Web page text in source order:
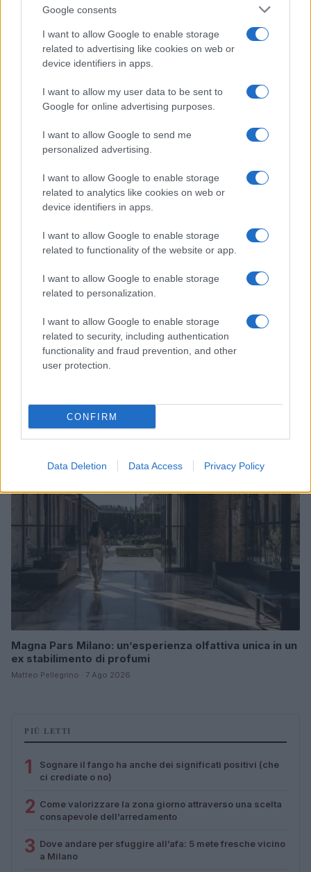
Google consents
I want to allow Google to enable storage
related to advertising like cookies on web or
device identifiers in apps.
I want to allow my user data to be sent to
Google for online advertising purposes.
I want to allow Google to send me
personalized advertising.
I want to allow Google to enable storage
related to analytics like cookies on web or
device identifiers in apps.
I want to allow Google to enable storage
related to functionality of the website or app.
I want to allow Google to enable storage
related to personalization.
I want to allow Google to enable storage
related to security, including authentication
functionality and fraud prevention, and other
user protection.
CONFIRM
Data Deletion Data Access Privacy Policy
Le nuove Havaianas Kitten Heel debuttano a
Copenhagen: un mix di comfort e stile
LIFESTYLE
abbigliamento fresco e professionale
Cristian Castiglioni · 7 Ago 2026
Magna Pars Milano: un’esperienza olfattiva unica in un
ex stabilimento di profumi
Matteo Pellegrino · 7 Ago 2026
PIÙ LETTI
1
Sognare il fango ha anche dei significati positivi (che
ci crediate o no)
2 Come valorizzare la zona giorno attraverso una scelta
consapevole dell’arredamento
3 Dove andare per sfuggire all’afa: 5 mete fresche vicino
a Milano